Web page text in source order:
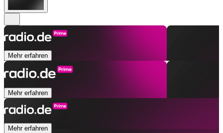
Mehr erfahren
Mehr erfahren
Mehr erfahren